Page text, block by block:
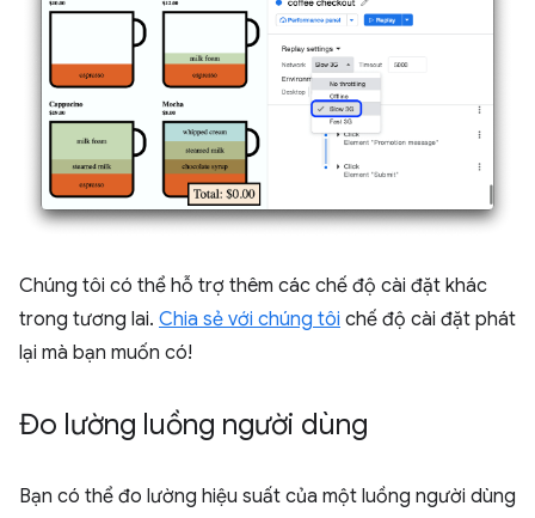
Chúng tôi có thể hỗ trợ thêm các chế độ cài đặt khác
trong tương lai. Chia sẻ với chúng tôi chế độ cài đặt phát
lại mà bạn muốn có!
Đo lường luồng người dùng
Bạn có thể đo lường hiệu suất của một luồng người dùng